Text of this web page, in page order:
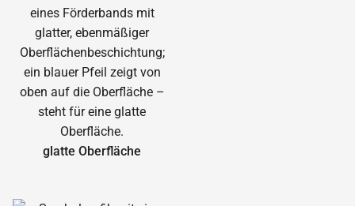
glatte Oberfläche